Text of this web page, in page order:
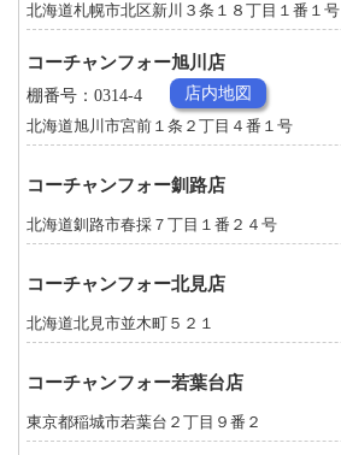
北海道札幌市北区新川３条１８丁目１番１号
コーチャンフォー旭川店
棚番号：0314-4 店内地図
北海道旭川市宮前１条２丁目４番１号
コーチャンフォー釧路店
北海道釧路市春採７丁目１番２４号
コーチャンフォー北見店
北海道北見市並木町５２１
コーチャンフォー若葉台店
東京都稲城市若葉台２丁目９番２